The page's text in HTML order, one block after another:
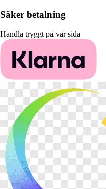
Säker betalning
Handla tryggt på vår sida